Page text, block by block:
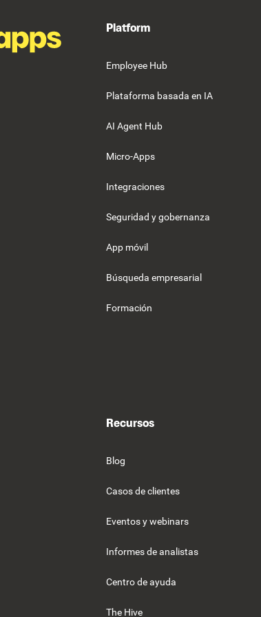
Platform
Employee Hub
Plataforma basada en IA
AI Agent Hub
Micro-Apps
Integraciones
Seguridad y gobernanza
App móvil
Búsqueda empresarial
Formación
Recursos
Blog
Casos de clientes
Eventos y webinars
Informes de analistas
Centro de ayuda
The Hive